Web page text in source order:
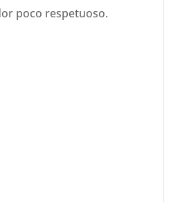
poco respetuoso.